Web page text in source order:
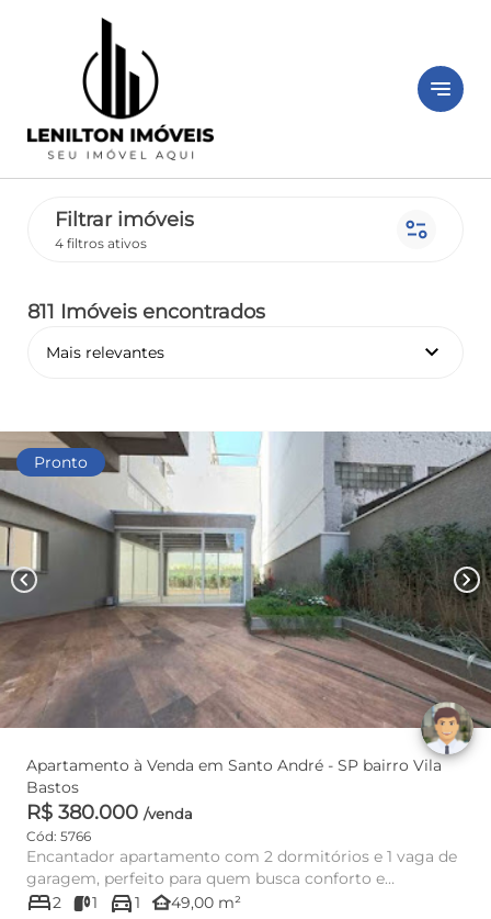
notes
Filtrar imóveis
4 filtros ativos page_info
811 Imóveis encontrados
Mais relevantes keyboard_arrow_down
Pronto
chevron_left chevron_right
Apartamento à Venda em Santo André - SP bairro Vila
Bastos
R$ 380.000 /venda
Cód: 5766
Encantador apartamento com 2 dormitórios e 1 vaga de
garagem, perfeito para quem busca conforto e
praticidade. Com uma ...
bed2 1 directions_car1 other_houses49,00 m²